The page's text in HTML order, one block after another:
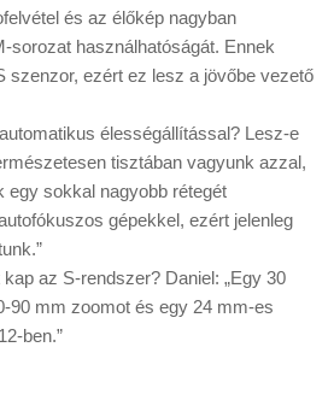
és az élőkép nagyban
sorozat használhatóságát. Ennek
szenzor, ezért ez lesz a jövőbe vezető
élességállítással? Lesz-e
tisztában vagyunk azzal,
egy sokkal nagyobb rétegét
gépekkel, ezért jelenleg
az S-rendszer? Daniel: „Egy 30
90 mm zoomot és egy 24 mm-es
ben.”